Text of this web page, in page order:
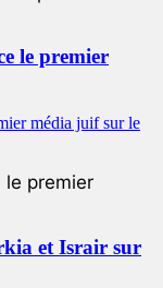
le premier
le premier
et Israir sur